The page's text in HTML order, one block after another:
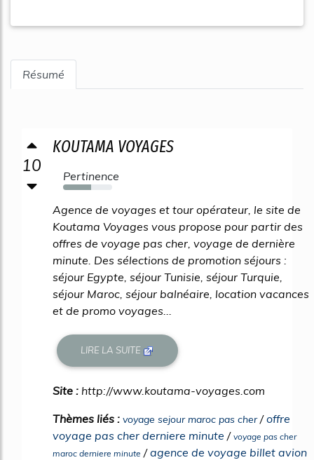
Résumé
10
KOUTAMA VOYAGES
Pertinence
57%
Agence de voyages et tour opérateur, le site de
Koutama Voyages vous propose pour partir des
offres de voyage pas cher, voyage de dernière
minute. Des sélections de promotion séjours :
séjour Egypte, séjour Tunisie, séjour Turquie,
séjour Maroc, séjour balnéaire, location vacances
et de promo voyages...
LIRE LA SUITE
Site : http://www.koutama-voyages.com
Thèmes liés : voyage sejour maroc pas cher/offre
voyage pas cher derniere minute / voyage pas cher
maroc derniere minute /agence de voyage billet avion